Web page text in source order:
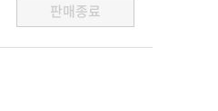
판매종료